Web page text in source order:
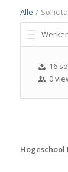
Alle /
16
0